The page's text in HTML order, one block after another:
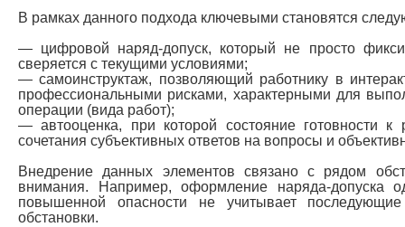
В рамках данного подхода ключевыми становятся
— цифровой наряд-допуск, который не просто
сверяется с текущими условиями;
— самоинструктаж, позволяющий работнику в
профессиональными рисками, характерными для
операции (вида работ);
— автооценка, при которой состояние готовности к
сочетания субъективных ответов на вопросы и
Внедрение данных элементов связано с рядом
внимания. Например, оформление наряда-допуска
повышенной опасности не учитывает последующие
обстановки.